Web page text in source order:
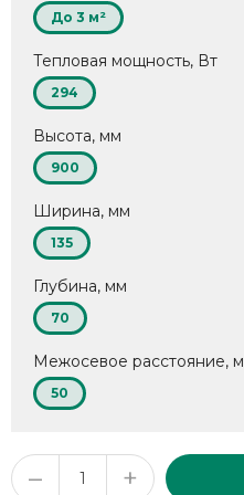
До 3 м²
Тепловая мощность, Вт
294
Высота, мм
900
Ширина, мм
135
Глубина, мм
70
Межосевое расстояние,
50
– +